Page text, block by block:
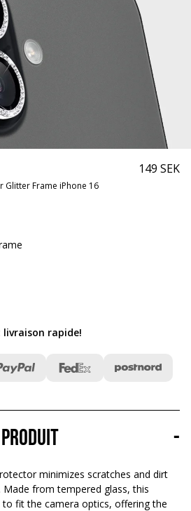
Glitter Frame iPhone 16
149 SEK
livraison rapide!
-
minimizes scratches and dirt
Made from tempered glass, this
fit the camera optics, offering the